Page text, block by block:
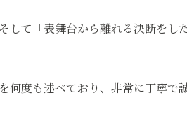
して「表舞台から離れる決断をし
何度も述べており、非常に丁寧で